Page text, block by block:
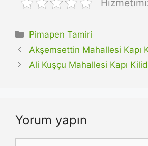
Kategoriler
Pimapen Tamiri
Akşemsettin Mahallesi Kapı
Ali Kuşçu Mahallesi Kapı
Yorum yapın